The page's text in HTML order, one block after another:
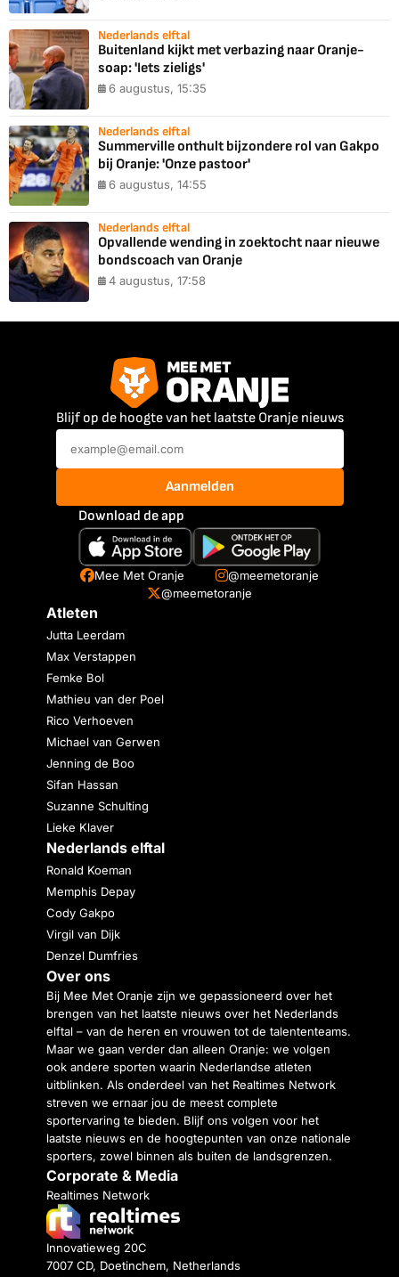
Nederlands elftal
Buitenland kijkt met verbazing naar Oranje-
soap: 'Iets zieligs'
6 augustus, 15:35
Nederlands elftal
Summerville onthult bijzondere rol van Gakpo
bij Oranje: 'Onze pastoor'
6 augustus, 14:55
Nederlands elftal
Opvallende wending in zoektocht naar nieuwe
bondscoach van Oranje
4 augustus, 17:58
Blijf op de hoogte van het laatste Oranje nieuws
Aanmelden
Download de app
Mee Met Oranje
@meemetoranje
@meemetoranje
Atleten
Jutta Leerdam
Max Verstappen
Femke Bol
Mathieu van der Poel
Rico Verhoeven
Michael van Gerwen
Jenning de Boo
Sifan Hassan
Suzanne Schulting
Lieke Klaver
Nederlands elftal
Ronald Koeman
Memphis Depay
Cody Gakpo
Virgil van Dijk
Denzel Dumfries
Over ons
Bij Mee Met Oranje zijn we gepassioneerd over het
brengen van het laatste nieuws over het Nederlands
elftal – van de heren en vrouwen tot de talententeams.
Maar we gaan verder dan alleen Oranje: we volgen
ook andere sporten waarin Nederlandse atleten
uitblinken. Als onderdeel van het Realtimes Network
streven we ernaar jou de meest complete
sportervaring te bieden. Blijf ons volgen voor het
laatste nieuws en de hoogtepunten van onze nationale
sporters, zowel binnen als buiten de landsgrenzen.
Corporate & Media
Realtimes Network
Innovatieweg 20C
7007 CD, Doetinchem, Netherlands